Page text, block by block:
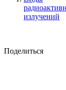
излучений
Поделиться